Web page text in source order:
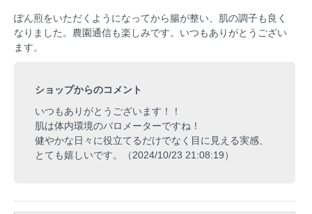
ぽん煎をいただくようになってから腸が整い、肌の調子も良く
なりました。農園通信も楽しみです。いつもありがとうござい
ます。
ショップからのコメント
いつもありがとうございます！！
肌は体内環境のバロメーターですね！
健やかな日々に役立てるだけでなく目に見える実感、
とても嬉しいです。（2024/10/23 21:08:19）